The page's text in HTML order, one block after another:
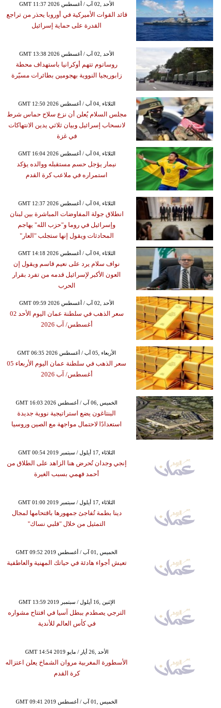
GMT 11:37 2026 الأحد ,02 آب / أغسطس
قائد القوات الأميركية في أوروبا يحذر من تراجع
القدرة على حماية إسرائيل
GMT 13:38 2026 الأحد ,02 آب / أغسطس
روساتوم تتهم أوكرانيا باستهداف محطة
زابوريجيا النووية بهجومين بطائرات مسيّرة
GMT 12:50 2026 الثلاثاء ,04 آب / أغسطس
مجلس السلام يُعلن أن نزع سلاح حماس شرط
لانسحاب إسرائيل وبيان ثلاثي يدين الانتهاكات
في غزة
GMT 16:04 2026 الثلاثاء ,04 آب / أغسطس
نيمار يؤجل حسم مستقبله ووالده يؤكد
استمراره في ملاعب كرة القدم
GMT 12:37 2026 الثلاثاء ,04 آب / أغسطس
انطلاق جولة المفاوضات المباشرة بين لبنان
وإسرائيل في روما و"حزب الله" يهاجم
المحادثات ويقول إنها ستجلب "العار"
GMT 14:18 2026 الثلاثاء ,04 آب / أغسطس
نواف سلام يرد على نعيم قاسم ويقول إن
العون الأكبر لإسرائيل قدمه من تفرد بقرار
الحرب
GMT 09:59 2026 الأحد ,02 آب / أغسطس
سعر الذهب في سلطنة عمان اليوم الأحد 02
أغسطس/ آب 2026
GMT 06:35 2026 الأربعاء ,05 آب / أغسطس
سعر الذهب في سلطنة عمان اليوم الأربعاء 05
أغسطس/ آب 2026
GMT 16:03 2026 الخميس ,06 آب / أغسطس
البنتاغون يضع استراتيجية نووية جديدة
استعدادًا لاحتمال مواجهة مع الصين وروسيا
GMT 00:54 2019 الثلاثاء ,17 أيلول / سبتمبر
إنجي وجدان تُحرض هنا الزاهد على الطلاق من
أحمد فهمي بسبب الغيرة
GMT 01:00 2019 الثلاثاء ,17 أيلول / سبتمبر
دينا بطمة تُفاجئ جمهورها باقتحامها لمجال
التمثيل من خلال "قلبي نساك"
GMT 09:52 2019 الخميس ,01 آب / أغسطس
تعيش أجواء هادئة في حياتك المهنية والعاطفية
GMT 13:59 2019 الإثنين ,16 أيلول / سبتمبر
الترجي يصطدم ببطل آسيا في افتتاح مشواره
في كأس العالم للأندية
GMT 14:54 2019 الأحد ,26 أيار / مايو
الأسطورة المغربية مروان الشماخ يعلن اعتزاله
كرة القدم
GMT 09:41 2019 الخميس ,01 آب / أغسطس